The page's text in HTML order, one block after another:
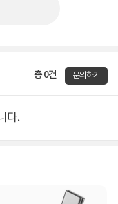
총 0건 문의하기
다.